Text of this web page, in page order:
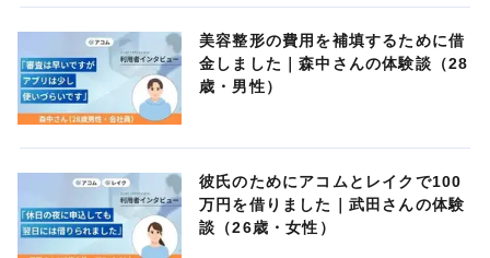
美容整形の費用を補填するために借
金しました｜森中さんの体験談（28
歳・男性）
彼氏のためにアコムとレイクで100
万円を借りました｜武田さんの体験
談（26歳・女性）